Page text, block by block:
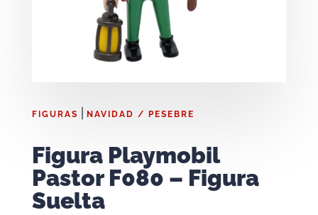
FIGURAS NAVIDAD / PESEBRE
Figura Playmobil
Pastor F080 – Figura
Suelta